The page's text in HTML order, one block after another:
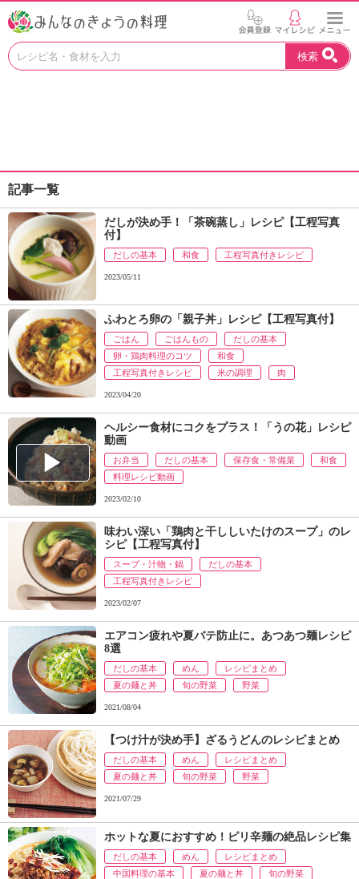
お
見
け
よ
。
エ
デ
ュ
ケ
シ
ョ
ル
「
な
の
き
ょ
料
」
検索
記事一覧
だしが決め手！「茶碗蒸し」レシピ【工程写真
付】
だしの基本 和食 工程写真付きレシピ
2023/05/11
ふわとろ卵の「親子丼」レシピ【工程写真付】
ごはん ごはんもの
だしの基本
卵・鶏肉料理のコツ
和食
工程写真付きレシピ
米の調理 肉
2023/04/20
ヘルシー食材にコクをプラス！「うの花」レシピ
動画
お弁当 だしの基本 保存食・常備菜
和食
料理レシピ動画
2023/02/10
味わい深い「鶏肉と干ししいたけのスープ」のレ
シピ【工程写真付】
スープ・汁物・鍋
だしの基本
工程写真付きレシピ
2023/02/07
エアコン疲れや夏バテ防止に。あつあつ麺レシピ
8選
だしの基本 めん
レシピまとめ
夏の麺と丼
旬の野菜 野菜
2021/08/04
【つけ汁が決め手】ざるうどんのレシピまとめ
だしの基本 めん
レシピまとめ
夏の麺と丼
旬の野菜 野菜
2021/07/29
ホットな夏におすすめ！ピリ辛麺の絶品レシピ集
だしの基本 めん
レシピまとめ
中国料理の基本
夏の麺と丼
旬の野菜